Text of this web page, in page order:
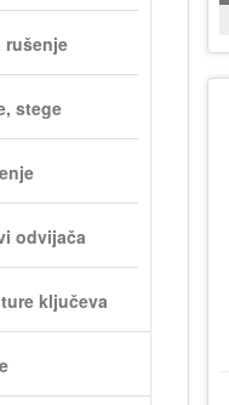
rušenje
stege
odvijača
ključeva